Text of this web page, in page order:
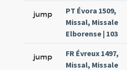
jump
PT Évora 1509,
Missal, Missale
Elborense | 103
jump
FR Évreux 1497,
Missal, Missale